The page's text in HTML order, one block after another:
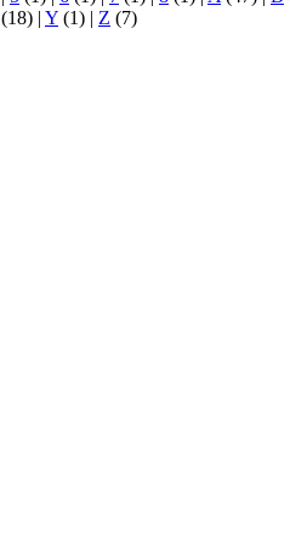
(18) | Y (1) | Z (7)